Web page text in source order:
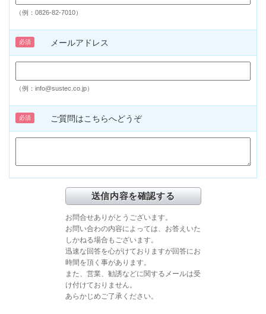
（例：0826-82-7010）
メールアドレス
必須
（例：info@sustec.co.jp）
ご質問はこちらへどうぞ
必須
お問合せありがとうございます。
お問い合わの内容によっては、お答えいた
しかねる場合もございます。
迅速な回答を心がけておりますが回答にお
時間を頂く事があります。
また、営業、勧誘などに関するメールは受
け付けておりません。
あらかじめご了承ください。